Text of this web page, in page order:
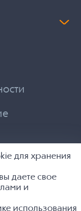
для хранения
даете свое
и
использования